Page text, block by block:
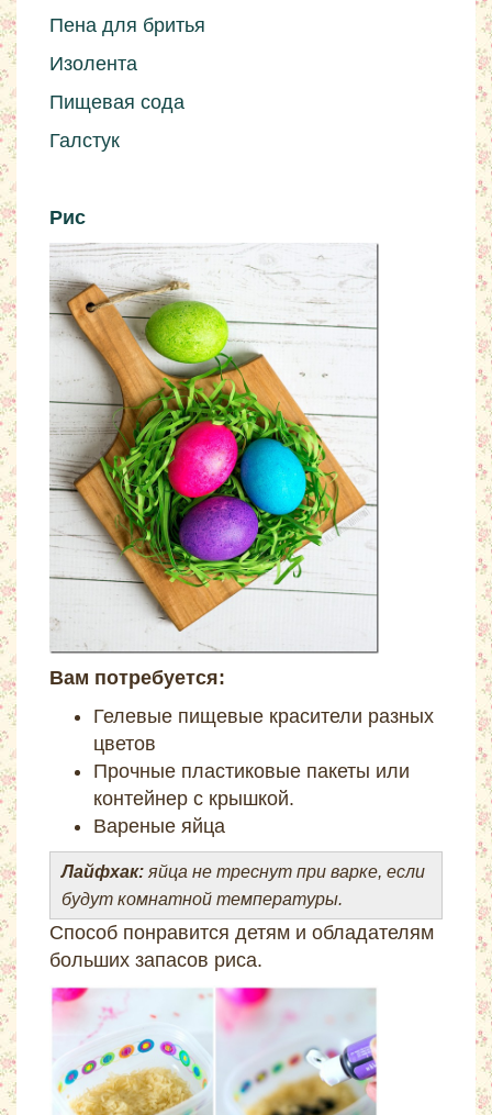
Пена для бритья
Изолента
Пищевая сода
Галстук
Рис
Вам потребуется:
Гелевые пищевые красители разных
цветов
Прочные пластиковые пакеты или
контейнер с крышкой.
Вареные яйца
Лайфхак: яйца не треснут при варке, если
будут комнатной температуры.
Способ понравится детям и обладателям
больших запасов риса.